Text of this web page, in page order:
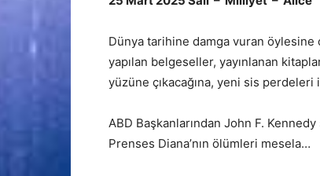
Dünya tarihine damga vuran
yapılan belgeseller, yayınlanan
yüzüne çıkacağına, yeni sis
ABD Başkanlarından John F.
Prenses Diana’nın ölümleri mesela…